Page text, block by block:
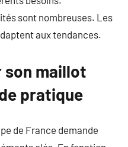
sont nombreuses. Les
aux tendances.
son maillot
pratique
de France demande